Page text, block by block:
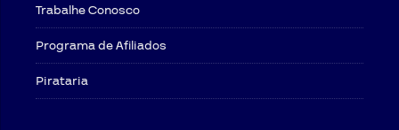
Trabalhe Conosco
Programa de Afiliados
Pirataria